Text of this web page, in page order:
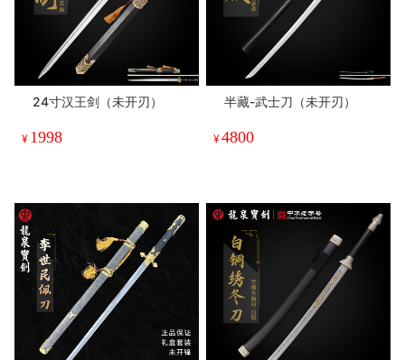
24寸汉王剑（未开刃）
¥ 1998
半藏-武士刀（未开刃）
¥4800